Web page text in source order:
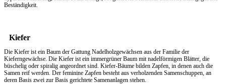
Beständigkeit.
Kiefer
Die Kiefer ist ein Baum der Gattung Nadelholzgewächsen aus der Familie der
Kieferngewächse. Die Kiefer ist ein immergrüner Baum mit nadelförmigen Blätter, die
büschelig oder spiralig angeordnet sind. Kiefer-Bäume bilden Zapfen, in denen auch die
Samen reif werden. Der feminine Zapfen besteht aus verholzenden Samenschuppen, an
deren Basis zwei zur Basis gerichtete Samenanlagen stehen.